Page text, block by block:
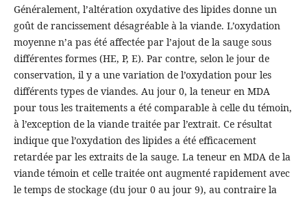
Généralement, l’altération oxydative des lipides donne un
goût de rancissement désagréable à la viande. L’oxydation
moyenne n’a pas été affectée par l’ajout de la sauge sous
différentes formes (HE, P, E). Par contre, selon le jour de
conservation, il y a une variation de l’oxydation pour les
différents types de viandes. Au jour 0, la teneur en MDA
pour tous les traitements a été comparable à celle du témoin,
à l’exception de la viande traitée par l’extrait. Ce résultat
indique que l’oxydation des lipides a été efficacement
retardée par les extraits de la sauge. La teneur en MDA de la
viande témoin et celle traitée ont augmenté rapidement avec
le temps de stockage (du jour 0 au jour 9), au contraire la